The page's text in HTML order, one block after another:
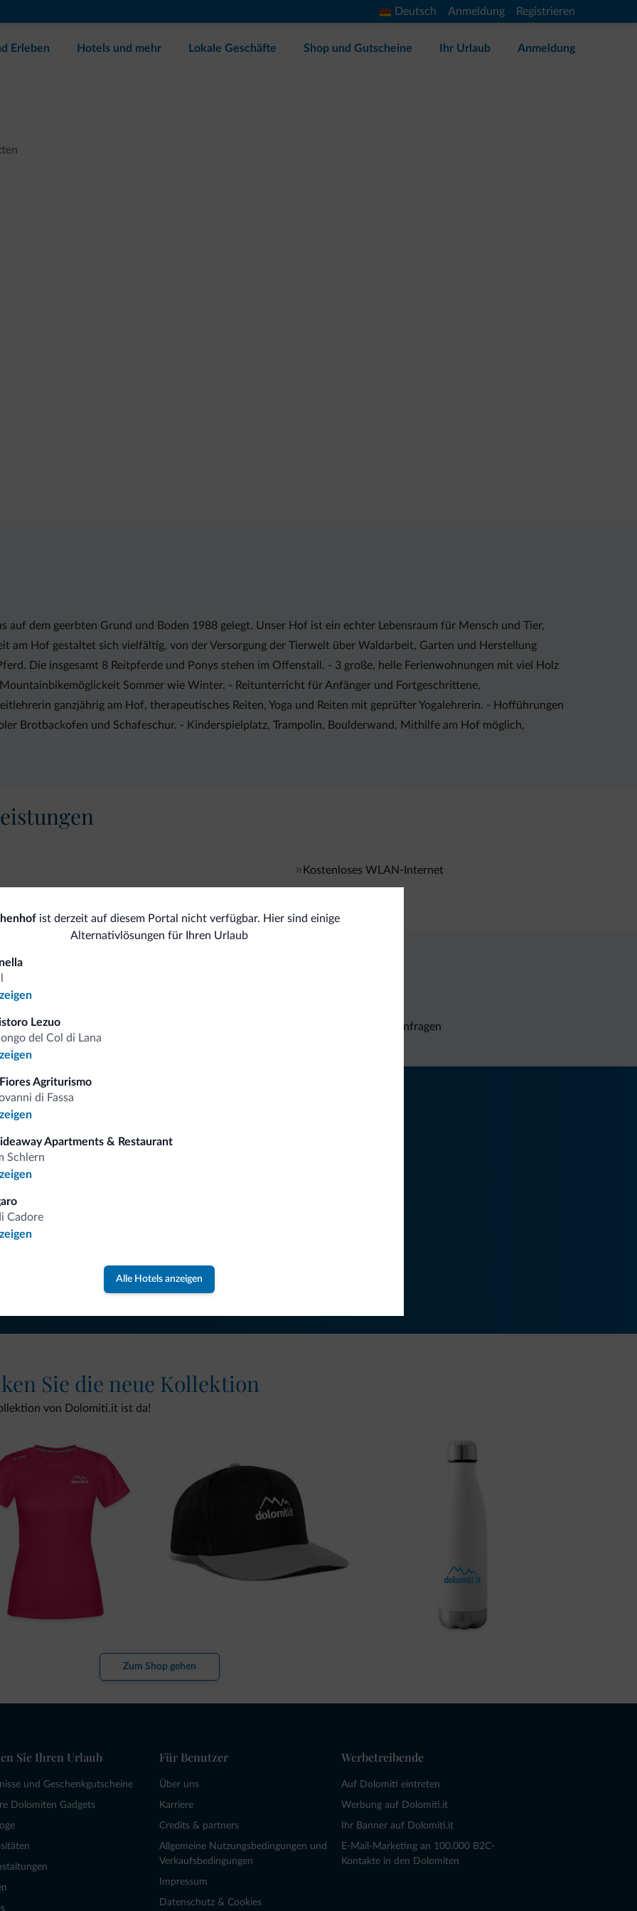
Deutsch Anmeldung Registrieren
Erleben Hotels und mehr Lokale Geschäfte Shop und Gutscheine Ihr Urlaub Anmeldung
auf dem geerbten Grund und Boden 1988 gelegt. Unser Hof ist ein echter Lebensraum für Mensch und Tier,
am Hof gestaltet sich vielfältig, von der Versorgung der Tierwelt über Waldarbeit, Garten und Herstellung
Die insgesamt 8 Reitpferde und Ponys stehen im Offenstall. - 3 große, helle Ferienwohnungen mit viel Holz
Sommer wie Winter. - Reitunterricht für Anfänger und Fortgeschrittene,
ganzjährig am Hof, therapeutisches Reiten, Yoga und Reiten mit geprüfter Yogalehrerin. - Hofführungen
Brotbackofen und Schafeschur. - Kinderspielplatz, Trampolin, Boulderwand, Mithilfe am Hof möglich,
Internet
Kostenloses WLAN-Internet
ist derzeit auf diesem Portal nicht verfügbar. Hier sind einige
Alternativlösungen für Ihren Urlaub
Lezuo
del Col di Lana
Agriturismo
di Fassa
Apartments & Restaurant
Schlern
Cadore
Alle Hotels anzeigen
Vorteilhafte Preise Unverbindliche Anfragen
und Neuigkeiten für Ihren Urlaub in den Dolomiten.
NEWSLETTER ABONNIEREN
Sie die neue Kollektion
von Dolomiti.it ist da!
Zum Shop gehen
Sie Ihren Urlaub
und Geschenkgutscheine
Dolomiten Gadgets
Für Benutzer
Über uns
Karriere
Credits & partners
Allgemeine Nutzungsbedingungen und
Verkaufsbedingungen
Impressum
Datenschutz & Cookies
Werbetreibende
Auf Dolomiti eintreten
Werbung auf Dolomiti.it
Ihr Banner auf Dolomiti.it
E-Mail-Marketing an 100.000 B2C-
Kontakte in den Dolomiten